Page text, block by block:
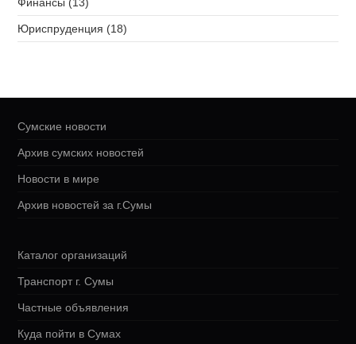
Юриспруденция (18)
Сумские новости
Архив сумских новостей
Новости в мире
Архив новостей за г.Сумы
Каталог организаций
Транспорт г. Сумы
Частные объявления
Куда пойти в Сумах